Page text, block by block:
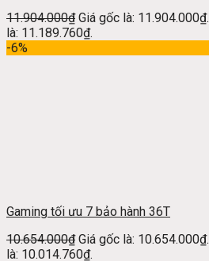
11.904.000₫ Giá gốc là: 11.904.000₫.
là: 11.189.760₫.
-6%
Gaming tối ưu 7 bảo hành 36T
10.654.000₫ Giá gốc là: 10.654.000₫.
là: 10.014.760₫.